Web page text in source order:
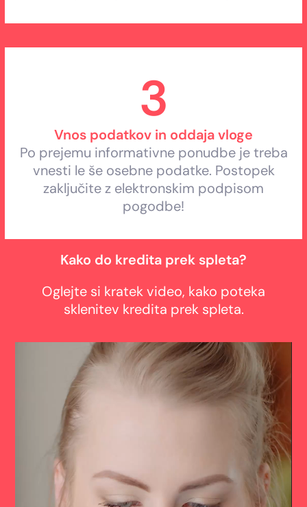
3
Vnos podatkov in oddaja vloge
Po prejemu informativne ponudbe je treba
vnesti le še osebne podatke. Postopek
zaključite z elektronskim podpisom
pogodbe!
Kako do kredita prek spleta?
Oglejte si kratek video, kako poteka
sklenitev kredita prek spleta.